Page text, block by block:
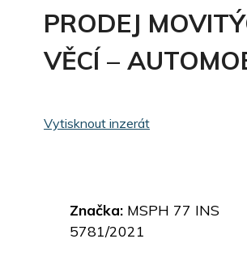
PRODEJ
VĚCÍ –
Vytisknout inzerát
Značka: MSPH 77 INS
5781/2021